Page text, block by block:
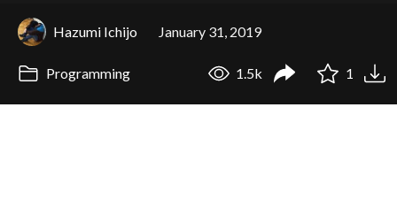
Hazumi Ichijo January 31, 2019
Programming 1.5k 1